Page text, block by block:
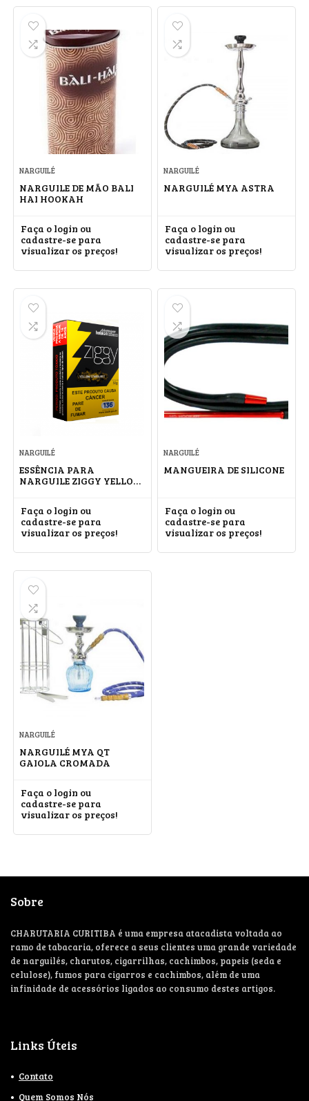
NARGUILÉ
NARGUILE DE MÃO BALI
HAI HOOKAH
Faça o login ou
cadastre-se para
visualizar os preços!
NARGUILÉ
NARGUILÉ MYA ASTRA
Faça o login ou
cadastre-se para
visualizar os preços!
NARGUILÉ
ESSÊNCIA PARA
NARGUILE ZIGGY YELLOW
Faça o login ou
cadastre-se para
visualizar os preços!
NARGUILÉ
MANGUEIRA DE SILICONE
Faça o login ou
cadastre-se para
visualizar os preços!
NARGUILÉ
NARGUILÉ MYA QT
GAIOLA CROMADA
Faça o login ou
cadastre-se para
visualizar os preços!
Sobre
CHARUTARIA CURITIBA é uma empresa atacadista voltada ao
ramo de tabacaria, oferece a seus clientes uma grande variedade
de narguilés, charutos, cigarrilhas, cachimbos, papeis (seda e
celulose), fumos para cigarros e cachimbos, além de uma
infinidade de acessórios ligados ao consumo destes artigos.
Links Úteis
Contato
Quem Somos Nós